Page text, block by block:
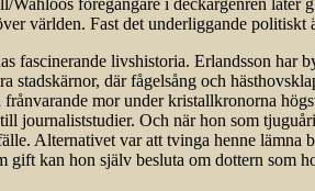
föregångare i deckargenren låter
världen. Fast det underliggande
fascinerande livshistoria. Erlandsson
där fågelsång och
mor under kristallkronorna
journaliststudier. Och när hon som
Alternativet var att tvinga henne
kan hon själv besluta om dottern